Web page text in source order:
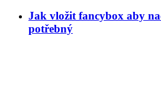
Jak vložit fancybox aby
potřebný